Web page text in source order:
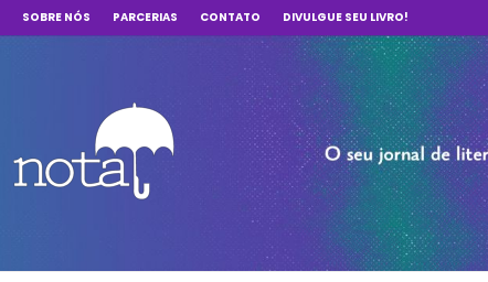
SOBRE NÓS PARCERIAS CONTATO DIVULGUE SEU LIVRO!